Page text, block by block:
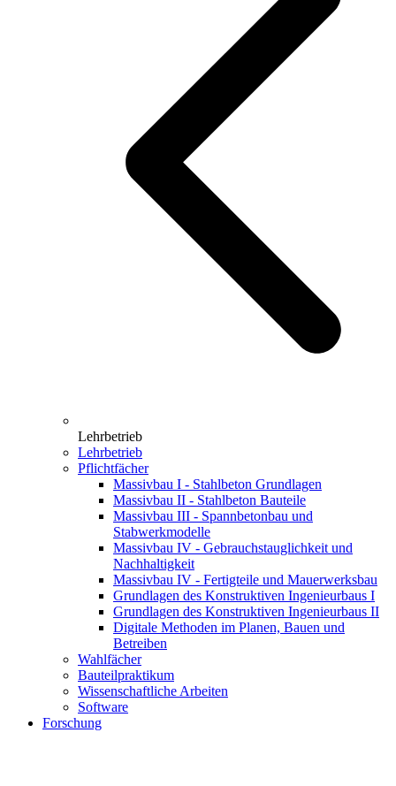
Lehrbetrieb
Lehrbetrieb
Pflichtfächer
Massivbau I - Stahlbeton Grundlagen
Massivbau II - Stahlbeton Bauteile
Massivbau III - Spannbetonbau und
Stabwerkmodelle
Massivbau IV - Gebrauchstauglichkeit und
Nachhaltigkeit
Massivbau IV - Fertigteile und Mauerwerksbau
Grundlagen des Konstruktiven Ingenieurbaus I
Grundlagen des Konstruktiven Ingenieurbaus II
Digitale Methoden im Planen, Bauen und
Betreiben
Wahlfächer
Bauteilpraktikum
Wissenschaftliche Arbeiten
Software
Forschung